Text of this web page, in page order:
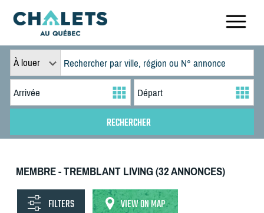
À louer
MEMBRE - TREMBLANT LIVING (32 ANNONCES)
FILTERS VIEW ON MAP